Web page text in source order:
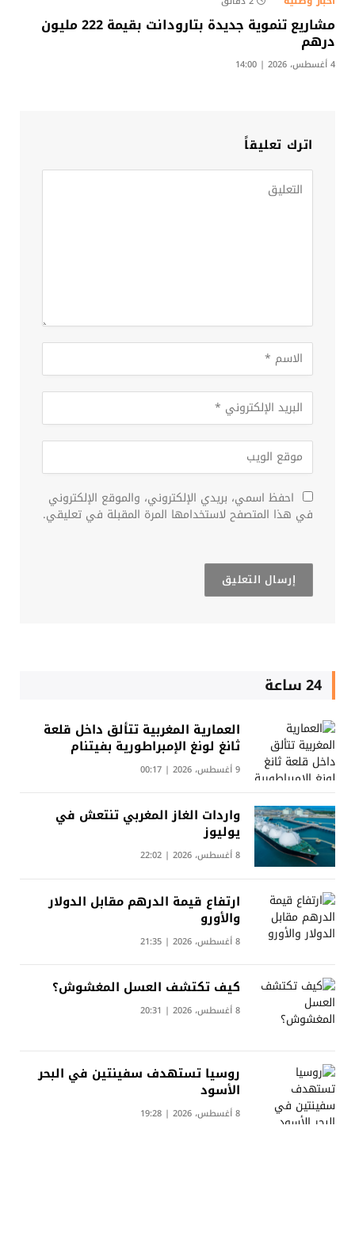
مشاريع تنموية جديدة بتارودانت بقيمة 222 مليون
درهم
4 أغسطس، 2026 | 14:00
اترك تعليقاً
احفظ اسمي، بريدي الإلكتروني، والموقع الإلكتروني
في هذا المتصفح لاستخدامها المرة المقبلة في تعليقي.
24 ساعة
العمارية المغربية تتألق داخل قلعة
ثانغ لونغ الإمبراطورية بفيتنام
9 أغسطس، 2026 | 00:17
واردات الغاز المغربي تنتعش في
يوليوز
8 أغسطس، 2026 | 22:02
ارتفاع قيمة الدرهم مقابل الدولار
والأورو
8 أغسطس، 2026 | 21:35
كيف تكتشف العسل المغشوش؟
8 أغسطس، 2026 | 20:31
روسيا تستهدف سفينتين في البحر
الأسود
8 أغسطس، 2026 | 19:28